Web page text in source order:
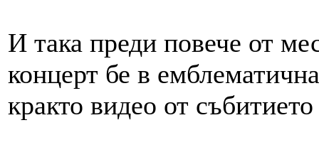
И така преди повече от
концерт бе в
кракто видео от